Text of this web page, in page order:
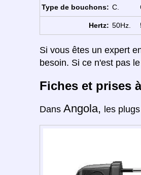
Type de bouchons: C.
Hertz: 50Hz.
Si vous êtes un expert
besoin. Si ce n'est pas
Fiches et prises
Dans Angola, les